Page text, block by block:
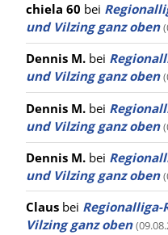
chiela 60 bei
und Vilzing ganz oben
Dennis M. bei
und Vilzing ganz oben
Dennis M. bei
und Vilzing ganz oben
Dennis M. bei
und Vilzing ganz oben
Claus bei Regionalliga-
Vilzing ganz oben